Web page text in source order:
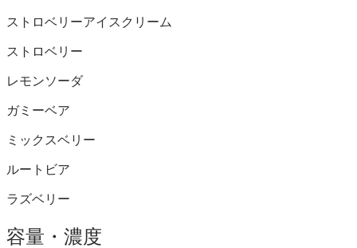
ストロベリーアイスクリーム
ストロベリー
レモンソーダ
ガミーベア
ミックスベリー
ルートビア
ラズベリー
容量・濃度